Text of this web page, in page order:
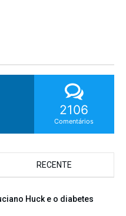
2106
Comentários
RECENTE
Huck e o diabetes